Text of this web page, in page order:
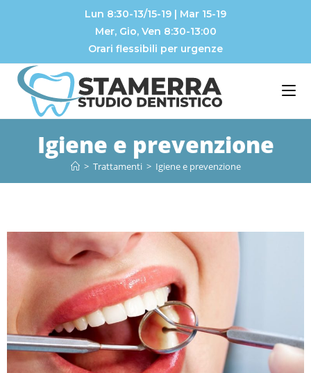
Lun 8:30-13/15-19 | Mar 15-19
Mer, Gio, Ven 8:30-13:00
Orari flessibili per urgenze
Igiene e prevenzione
> Trattamenti > Igiene e prevenzione